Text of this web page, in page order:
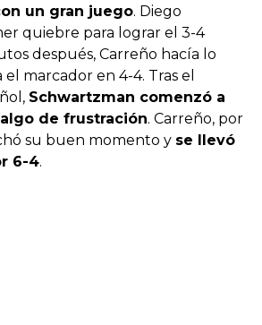
un gran juego. Diego
quiebre para lograr el 3-4
después, Carreño hacía lo
marcador en 4-4. Tras el
Schwartzman comenzó a
de frustración. Carreño, por
su buen momento y se llevó
6-4.